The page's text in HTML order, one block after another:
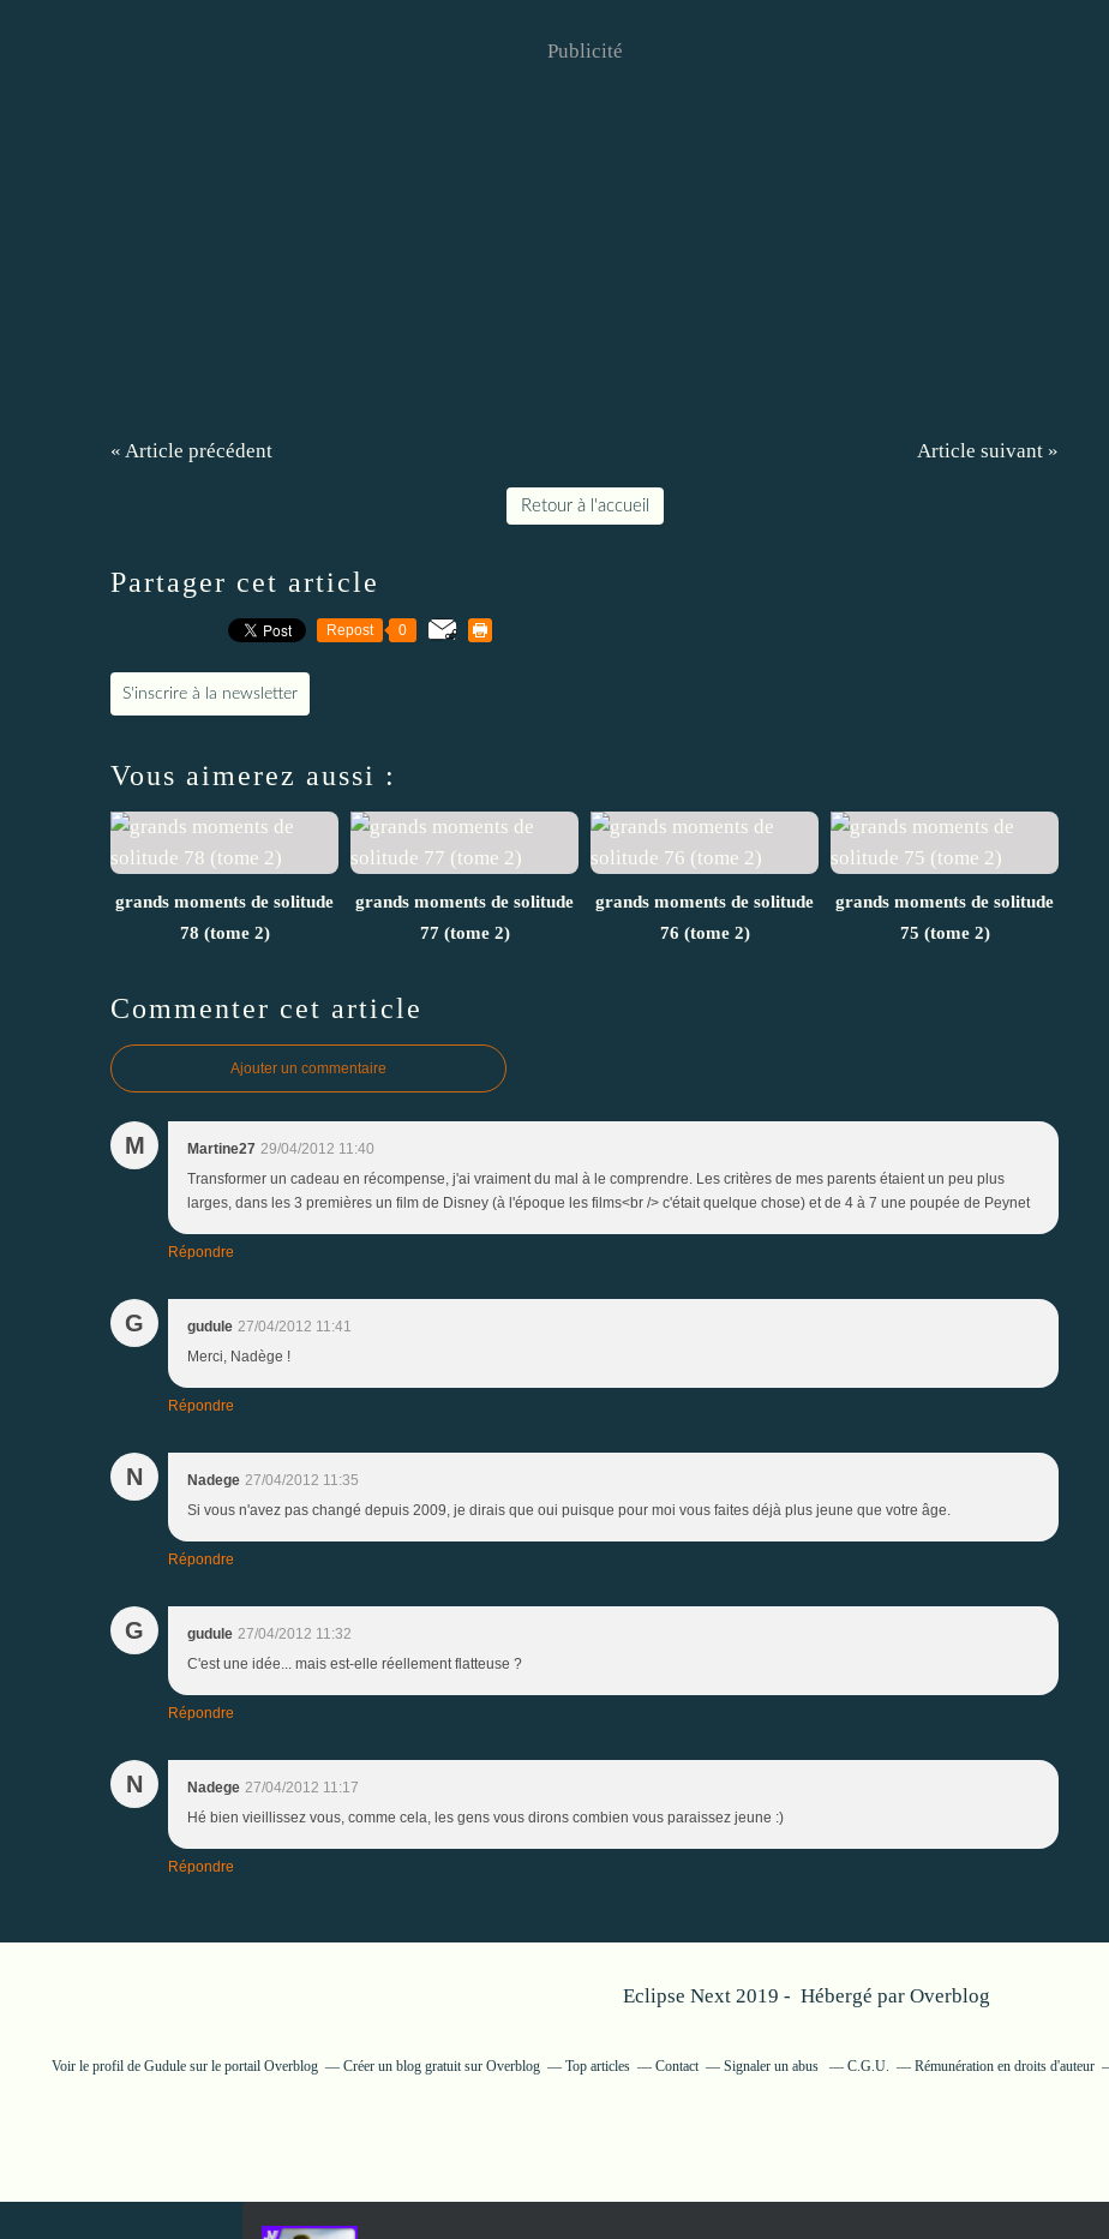
Publicité
« Article précédent Article suivant »
Retour à l'accueil
Partager cet article
Repost 0
S'inscrire à la newsletter
Vous aimerez aussi :
grands moments de solitude
78 (tome 2)
grands moments de solitude
77 (tome 2)
grands moments de solitude
76 (tome 2)
grands moments de solitude
75 (tome 2)
Commenter cet article
Ajouter un commentaire
M Martine27 29/04/2012 11:40
Transformer un cadeau en récompense, j'ai vraiment du mal à le comprendre. Les critères de mes parents étaient un peu plus
larges, dans les 3 premières un film de Disney (à l'époque les films<br /> c'était quelque chose) et de 4 à 7 une poupée de Peynet
Répondre
G gudule 27/04/2012 11:41
Merci, Nadège !
Répondre
N Nadege 27/04/2012 11:35
Si vous n'avez pas changé depuis 2009, je dirais que oui puisque pour moi vous faites déjà plus jeune que votre âge.
Répondre
G gudule 27/04/2012 11:32
C'est une idée... mais est-elle réellement flatteuse ?
Répondre
N Nadege 27/04/2012 11:17
Hé bien vieillissez vous, comme cela, les gens vous dirons combien vous paraissez jeune :)
Répondre
Eclipse Next 2019 - Hébergé par Overblog
Voir le profil de Gudule sur le portail Overblog Créer un blog gratuit sur Overblog Top articles Contact Signaler un abus C.G.U. Rémunération en droits d'auteur